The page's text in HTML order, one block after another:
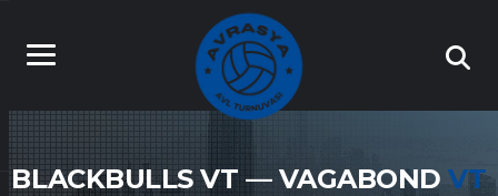
BLACKBULLS VT — VAGABONDVT